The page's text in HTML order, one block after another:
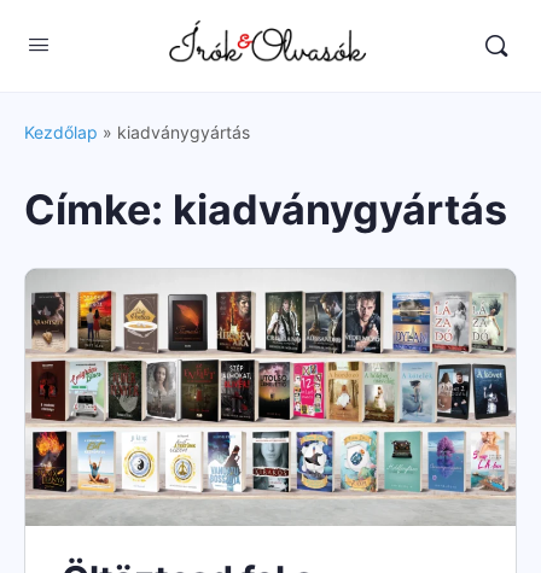
Kezdőlap » kiadványgyártás
Címke: kiadványgyártás